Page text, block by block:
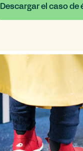
Descargar el caso de